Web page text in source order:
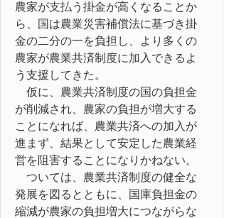
農家が支払う掛金が高くなることか
ら、国は農業災害補償法に基づき掛
金の二分の一を負担し、より多くの
農家が農業共済制度に加入できるよ
う支援してきた。
仮に、農業共済制度の国の負担金
が削減され、農家の負担が増大する
ことになれば、農業共済への加入が
進まず、結果として安定した農業経
営を阻害することになりかねない。
ついては、農業共済制度の健全な
発展を図るとともに、国庫負担金の
縮減が農家の負担増大につながらな